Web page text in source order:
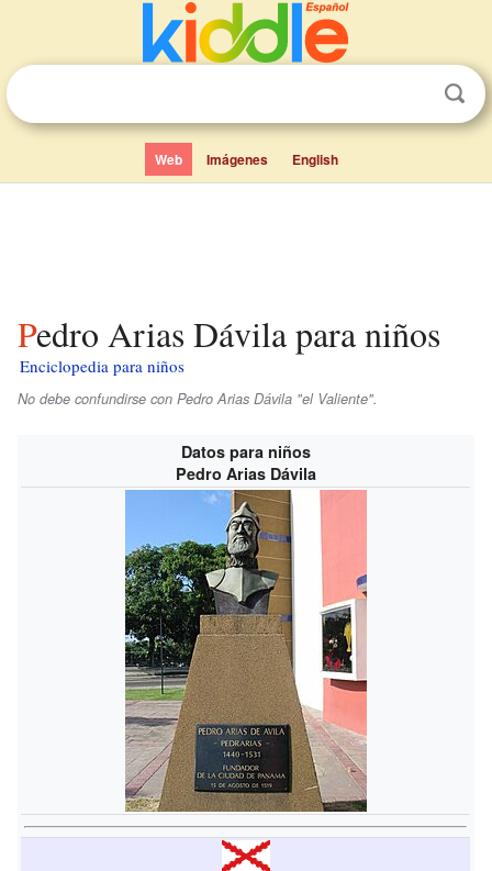
Web Imágenes English
Pedro Arias Dávila para niños
Enciclopedia para niños
No debe confundirse con Pedro Arias Dávila "el Valiente".
Datos para niños
Pedro Arias Dávila